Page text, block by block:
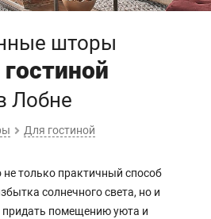
шторы
Лобне
Для гостиной
только практичный способ
солнечного света, но и
помещению уюта и